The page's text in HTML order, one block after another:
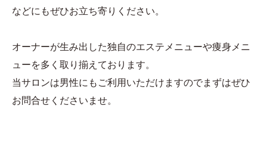
などにもぜひお立ち寄りください。
オーナーが生み出した独自のエステメニューや痩身メニ
ューを多く取り揃えております。
当サロンは男性にもご利用いただけますのでまずはぜひ
お問合せくださいませ。